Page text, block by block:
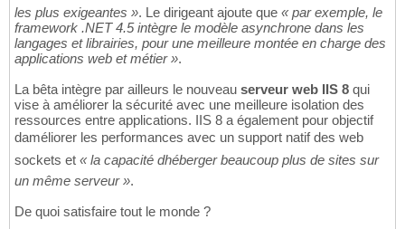
les plus exigeantes ». Le dirigeant ajoute que « par exemple, le
framework .NET 4.5 intègre le modèle asynchrone dans les
langages et librairies, pour une meilleure montée en charge des
applications web et métier ».
La bêta intègre par ailleurs le nouveau serveur web IIS 8 qui
vise à améliorer la sécurité avec une meilleure isolation des
ressources entre applications. IIS 8 a également pour objectif
daméliorer les performances avec un support natif des web
sockets et « la capacité dhéberger beaucoup plus de sites sur
un même serveur ».
De quoi satisfaire tout le monde ?